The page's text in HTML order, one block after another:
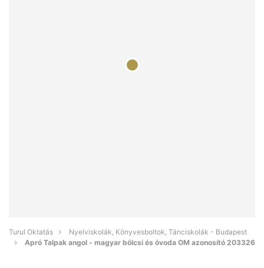
Turul Oktatás
Nyelviskolák, Könyvesboltok, Tánciskolák - Budapest
Apró Talpak angol - magyar bölcsi és óvoda OM azonosító 203326